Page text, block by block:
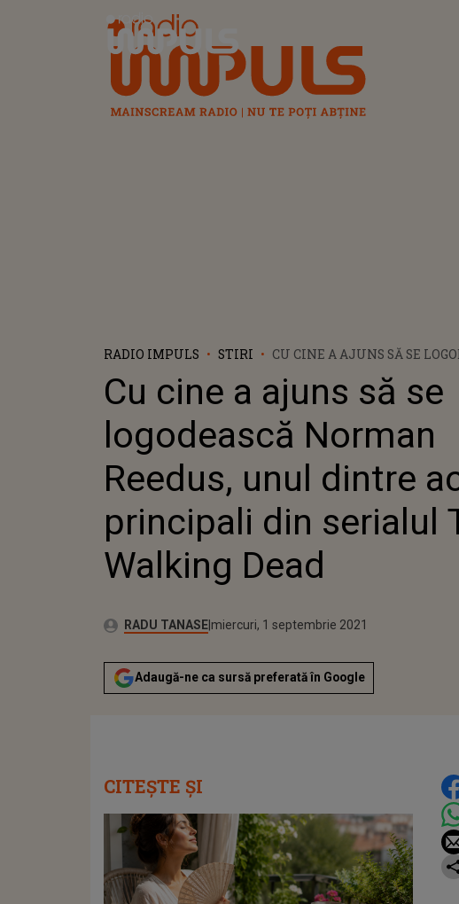
Radio Impuls
RADIO IMPULS STIRI
CU CINE A AJUNS SĂ SE
ACTORII PRINCIPALI DIN
THE WALKING DEAD
Cu cine a ajuns să se
logodească Norman
Reedus, unul dintre
principali din serialul
Walking Dead
Autor:RADU TANASEPublicat:
miercuri, 1 septembrie 2021
Actualizat:
miercuri, 1 septembrie 2021
Adaugă-ne ca sursă preferată în Google
CITEȘTE ȘI